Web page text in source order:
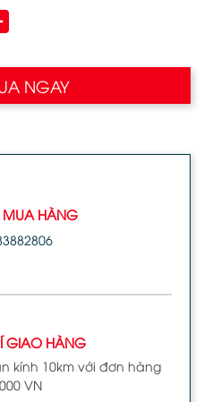
NGAY
MUA HÀNG
GIAO HÀNG
kính 10km với đơn hàng
VN